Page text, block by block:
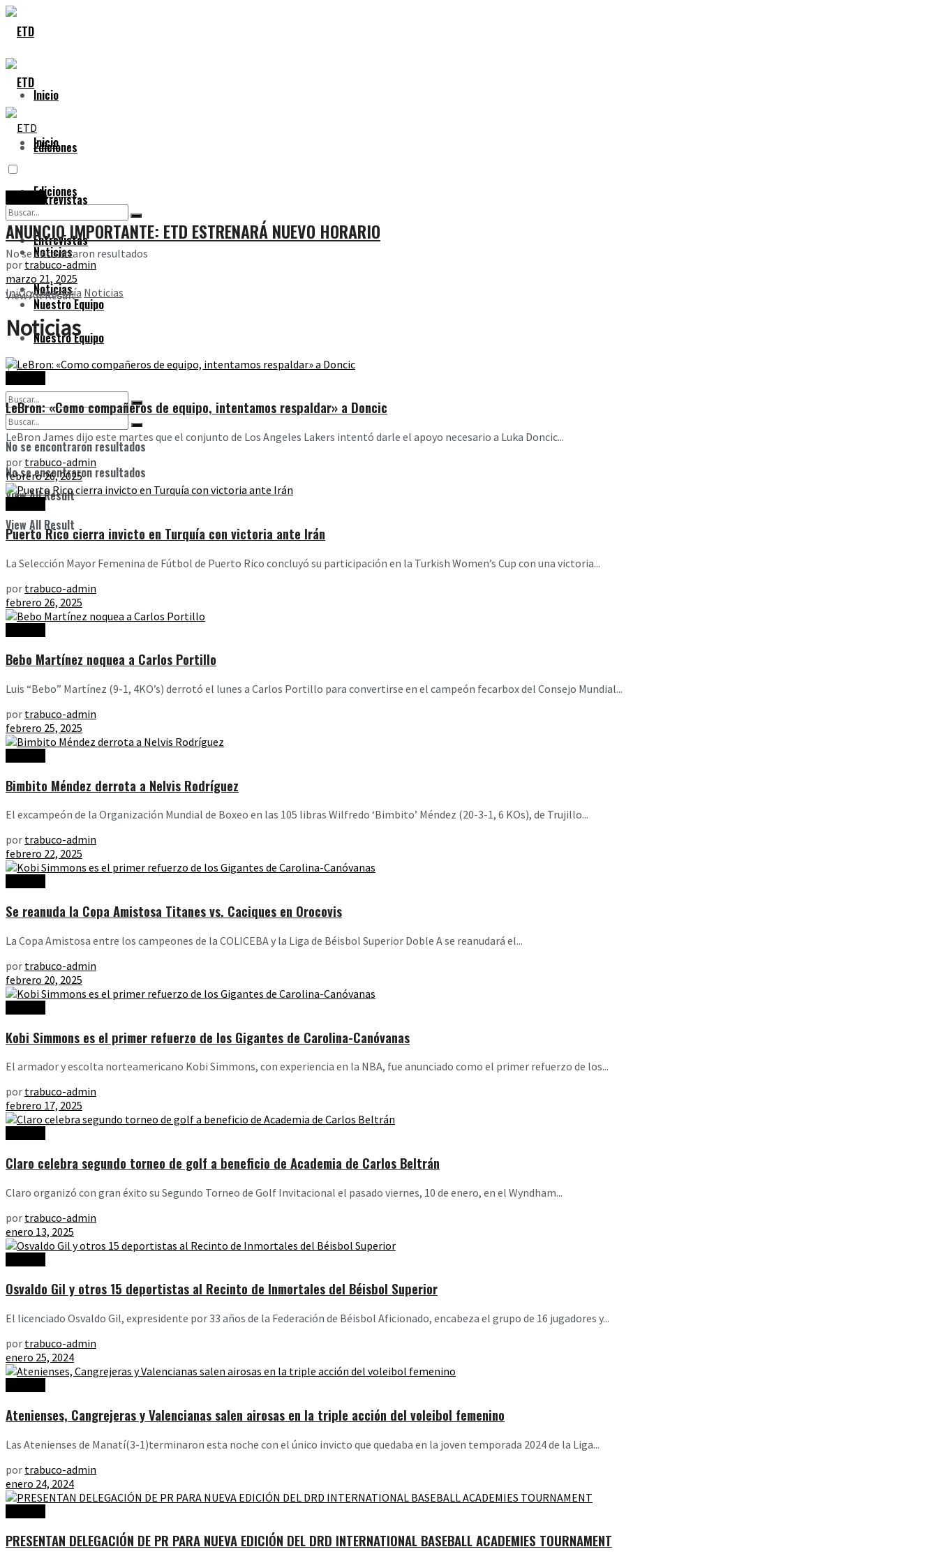
Inicio
Ediciones
Entrevistas
Noticias
Nuestro Equipo
No se encontraron resultados
View All Result
Inicio
Ediciones
Entrevistas
Noticias
Nuestro Equipo
No se encontraron resultados
View All Result
No se encontraron resultados
View All Result
ANUNCIO IMPORTANTE: ETD ESTRENARÁ NUEVO HORARIO
por trabuco-admin
marzo 21, 2025
InicioCategoría Noticias
Noticias
LeBron: «Como compañeros de equipo, intentamos respaldar» a Doncic
LeBron James dijo este martes que el conjunto de Los Angeles Lakers intentó darle el apoyo necesario a Luka Doncic...
por trabuco-admin
febrero 26, 2025
Puerto Rico cierra invicto en Turquía con victoria ante Irán
La Selección Mayor Femenina de Fútbol de Puerto Rico concluyó su participación en la Turkish Women’s Cup con una victoria...
por trabuco-admin
febrero 26, 2025
Bebo Martínez noquea a Carlos Portillo
Luis “Bebo” Martínez (9-1, 4KO’s) derrotó el lunes a Carlos Portillo para convertirse en el campeón fecarbox del Consejo Mundial...
por trabuco-admin
febrero 25, 2025
Bimbito Méndez derrota a Nelvis Rodríguez
El excampeón de la Organización Mundial de Boxeo en las 105 libras Wilfredo ‘Bimbito’ Méndez (20-3-1, 6 KOs), de Trujillo...
por trabuco-admin
febrero 22, 2025
Se reanuda la Copa Amistosa Titanes vs. Caciques en Orocovis
La Copa Amistosa entre los campeones de la COLICEBA y la Liga de Béisbol Superior Doble A se reanudará el...
por trabuco-admin
febrero 20, 2025
Kobi Simmons es el primer refuerzo de los Gigantes de Carolina-Canóvanas
El armador y escolta norteamericano Kobi Simmons, con experiencia en la NBA, fue anunciado como el primer refuerzo de los...
por trabuco-admin
febrero 17, 2025
Claro celebra segundo torneo de golf a beneficio de Academia de Carlos Beltrán
Claro organizó con gran éxito su Segundo Torneo de Golf Invitacional el pasado viernes, 10 de enero, en el Wyndham...
por trabuco-admin
enero 13, 2025
Osvaldo Gil y otros 15 deportistas al Recinto de Inmortales del Béisbol Superior
El licenciado Osvaldo Gil, expresidente por 33 años de la Federación de Béisbol Aficionado, encabeza el grupo de 16 jugadores y...
por trabuco-admin
enero 25, 2024
Atenienses, Cangrejeras y Valencianas salen airosas en la triple acción del voleibol femenino
Las Atenienses de Manatí(3-1)terminaron esta noche con el único invicto que quedaba en la joven temporada 2024 de la Liga...
por trabuco-admin
enero 24, 2024
PRESENTAN DELEGACIÓN DE PR PARA NUEVA EDICIÓN DEL DRD INTERNATIONAL BASEBALL ACADEMIES TOURNAMENT